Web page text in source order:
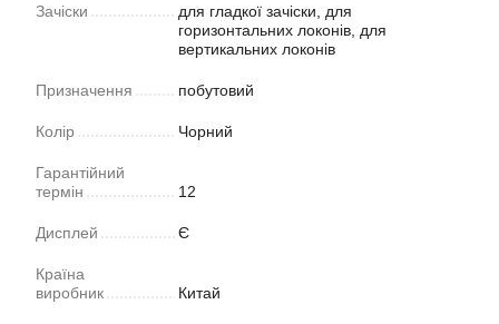
Зачіски
для гладкої зачіски, для
горизонтальних локонів, для
вертикальних локонів
Призначення побутовий
Колір Чорний
Гарантійний
термін
12
Дисплей Є
Країна
виробник
Китай